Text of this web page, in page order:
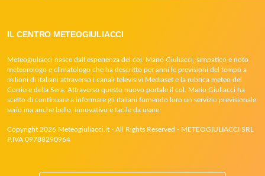
IL CENTRO METEOGIULIACCI
Meteogiuliacci nasce dall’esperienza del col. Mario Giuliacci, simpatico e noto
meteorologo e climatologo che ha descritto per anni le previsioni del tempo a
milioni di italiani attraverso i canali televisivi Mediaset e la rubrica meteo del
Corriere della Sera. Attraverso questo nuovo portale il col. Mario Giuliacci ha
scelto di continuare a informare gli italiani fornendo loro un servizio previsionale
serio ma anche bello, innovativo e facile da usare.
Copyright 2026 Meteogiuliacci.it - All Rights Reserved - METEOGIULIACCI SRL
P.IVA 09788290964